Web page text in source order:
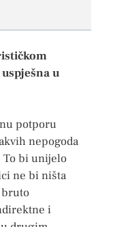
u
potporu
nepogoda
To bi unijelo
ne bi ništa
i